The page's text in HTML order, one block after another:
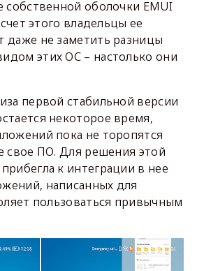
собственной оболочки EMUI
этого владельцы ее
даже не заметить разницы
этих ОС – настолько они
первой стабильной версии
некоторое время,
пока не торопятся
свое ПО. Для решения этой
к интеграции в нее
написанных для
пользоваться привычным